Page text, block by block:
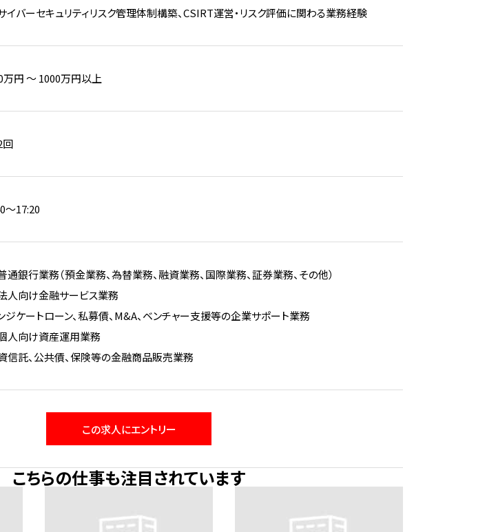
バーセキュリティリスク管理体制構築、CSIRT運営・リスク評価に関わる業務経験
万円 〜 1000万円以上
回
～17:20
銀行業務（預金業務、為替業務、融資業務、国際業務、証券業務、その他）
人向け金融サービス業務
ジケートローン、私募債、M&A、ベンチャー支援等の企業サポート業務
人向け資産運用業務
信託、公共債、保険等の金融商品販売業務
この求人にエントリー
こちらの仕事も注目されています